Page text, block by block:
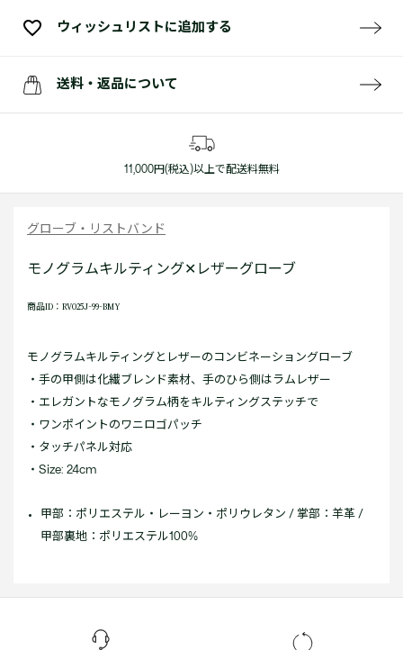
ウィッシュリストに追加する
送料・返品について
11,000円(税込)以上で配送料無料
グローブ・リストバンド
モノグラムキルティング✕レザーグローブ
商品ID：RV025J-99-BMY
モノグラムキルティングとレザーのコンビネーショングローブ
・手の甲側は化繊ブレンド素材、手のひら側はラムレザー
・エレガントなモノグラム柄をキルティングステッチで
・ワンポイントのワニロゴパッチ
・タッチパネル対応
・Size: 24cm
甲部：ポリエステル・レーヨン・ポリウレタン / 掌部：羊革 /
甲部裏地：ポリエステル100%